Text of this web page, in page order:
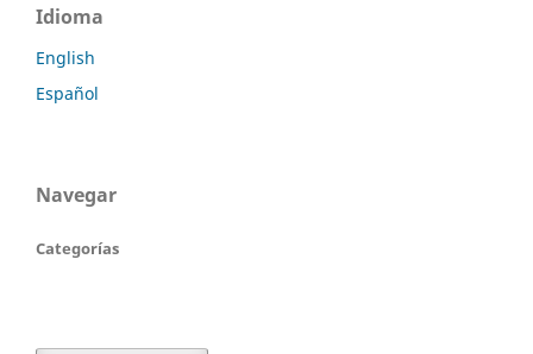
Idioma
English
Español
Navegar
Categorías